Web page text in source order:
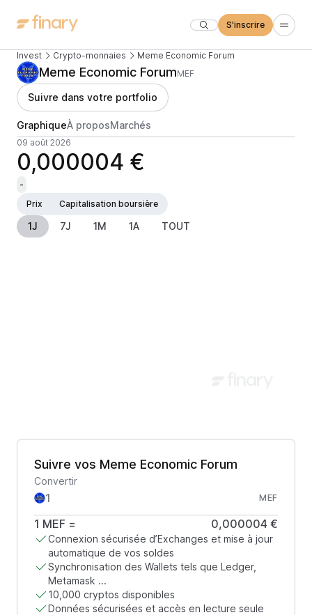
S'inscrire
Invest Crypto-monnaies Meme Economic Forum
Meme Economic ForumMEF
Suivre dans votre portfolio
GraphiqueÀ proposMarchés
09 août 2026
0,000004 €
-
Prix
Capitalisation boursière
1J 7J 1M 1A TOUT
Suivre vos Meme Economic Forum
Convertir
MEF
1 MEF = 0,000004 €
Connexion sécurisée d’Exchanges et mise à jour
automatique de vos soldes
Synchronisation des Wallets tels que Ledger,
Metamask ...
10,000 cryptos disponibles
Données sécurisées et accès en lecture seule